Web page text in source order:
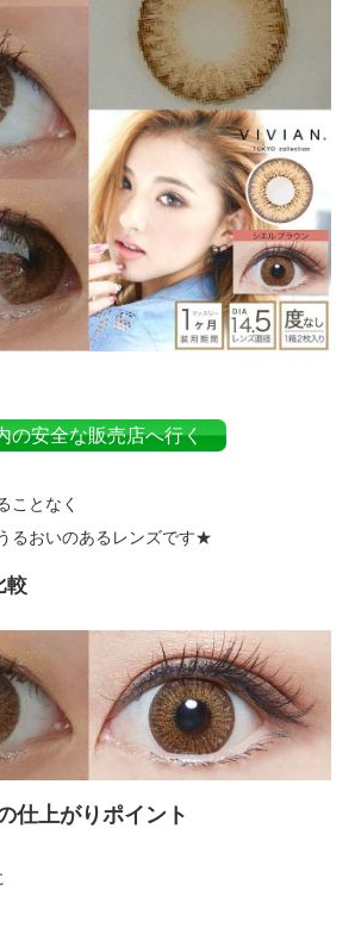
の安全な販売店へ行く
ことなく
るおいのあるレンズです★
較
仕上がりポイント